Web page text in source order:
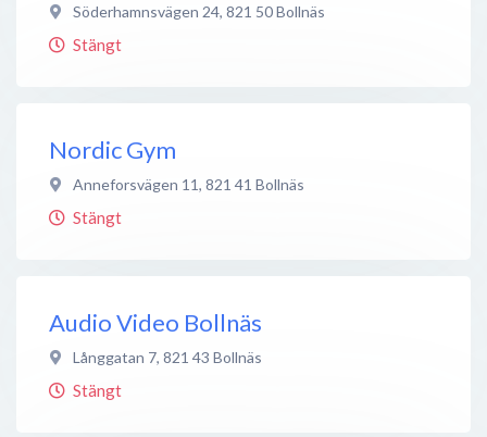
Söderhamnsvägen 24, 821 50Bollnäs
Stängt
Nordic Gym
Anneforsvägen 11, 821 41 Bollnäs
Stängt
Audio Video Bollnäs
Långgatan 7, 821 43 Bollnäs
Stängt